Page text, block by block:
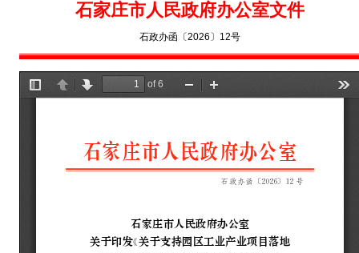
石家庄市人民政府办公室文件
石政办函〔2026〕12号